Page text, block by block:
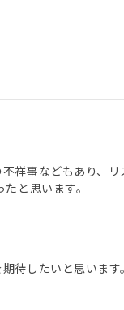
祥事などもあり、
と思います。
待したいと思います。